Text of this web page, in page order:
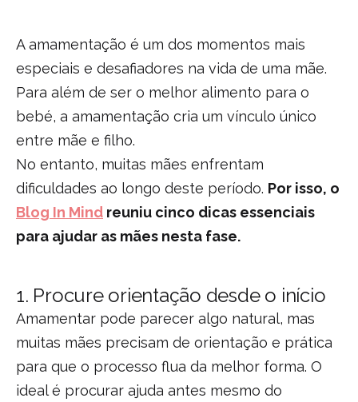
A amamentação é um dos momentos mais
especiais e desafiadores na vida de uma mãe.
Para além de ser o melhor alimento para o
bebé, a amamentação cria um vínculo único
entre mãe e filho.
No entanto, muitas mães enfrentam
dificuldades ao longo deste período. Por isso, o
Blog In Mind reuniu cinco dicas essenciais
para ajudar as mães nesta fase.
1. Procure orientação desde o início
Amamentar pode parecer algo natural, mas
muitas mães precisam de orientação e prática
para que o processo flua da melhor forma. O
ideal é procurar ajuda antes mesmo do